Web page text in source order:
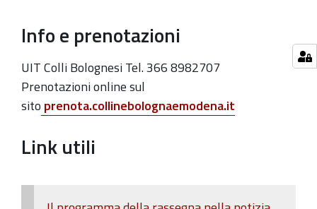
Info e prenotazioni
UIT Colli Bolognesi Tel. 366 8982707
Prenotazioni online sul
sito prenota.collinebolognaemodena.it
Link utili